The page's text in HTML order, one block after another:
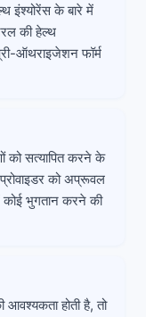
इंश्योरेंस के बारे में
की हेल्थ
ऑथराइजेशन फॉर्म
को सत्यापित करने के
को अप्रूवल
भुगतान करने की
आवश्यकता होती है, तो